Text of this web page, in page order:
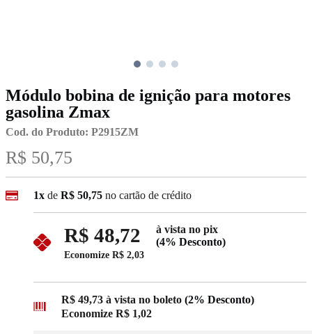
Módulo bobina de ignição para motores
gasolina Zmax
Cod. do Produto: P2915ZM
R$ 50,75
1x de R$ 50,75 no cartão de crédito
R$ 48,72
à vista no pix
(4% Desconto)
Economize R$ 2,03
R$ 49,73 à vista no boleto (2% Desconto)
Economize R$ 1,02